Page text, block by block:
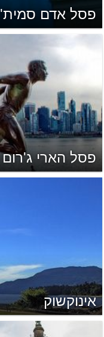
פסל אדם סמית'
פסל הארי ג'רום
אינוקשוק